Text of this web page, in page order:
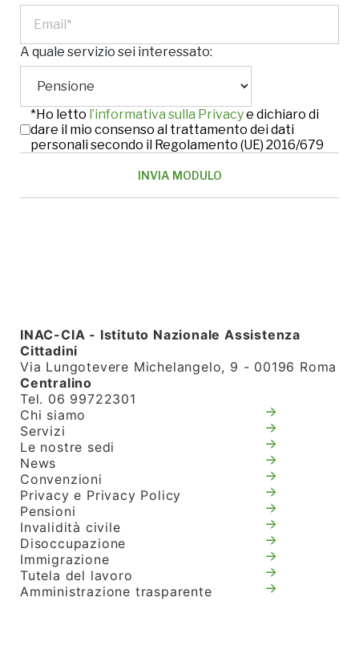
A quale servizio sei interessato:
*Ho letto l’informativa sulla Privacye dichiaro di
dare il mio consenso al trattamento dei dati
personali secondo il Regolamento (UE) 2016/679
INAC-CIA - Istituto Nazionale Assistenza
Cittadini
Via Lungotevere Michelangelo, 9 - 00196 Roma
Centralino
Tel. 06 99722301
Chi siamo
Servizi
Le nostre sedi
News
Convenzioni
Privacy e Privacy Policy
Pensioni
Invalidità civile
Disoccupazione
Immigrazione
Tutela del lavoro
Amministrazione trasparente